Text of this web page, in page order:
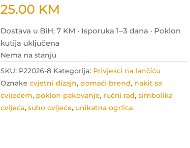
25.00 KM
Dostava u BiH: 7 KM · Isporuka 1–3 dana · Poklon
kutija uključena
Nema na stanju
SKU: P22026-8 Kategorija: Privjesci na lančiću
Oznakecvjetni dizajn,domaći brend, nakit sa
cvijećem, poklon pakovanje, ručni rad,simbolika
cvijeća,suho cvijeće, unikatna ogrlica